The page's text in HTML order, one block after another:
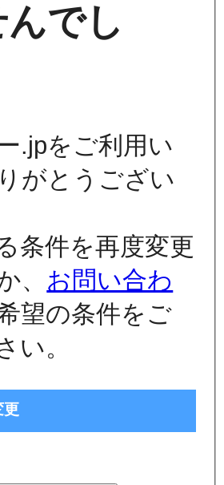
んでし
.jpをご利用い
がとうござい
条件を再度変更
、 お問い合わ
望の条件をご
い。
更